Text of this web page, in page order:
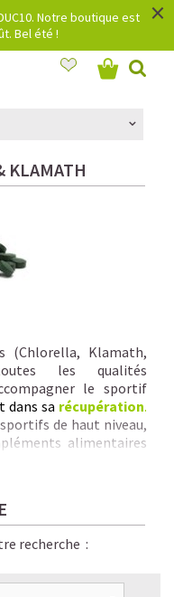
Notre boutique est
Bel été !
×
KLAMATH
(Chlorella, Klamath,
les qualités
le sportif
dans sa récupération.
de haut niveau,
alimentaires
digestes et éco-
+ traçabilité +
à basse
chimiques.
recherche :